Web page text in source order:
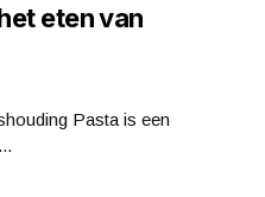
eten van
Pasta is een